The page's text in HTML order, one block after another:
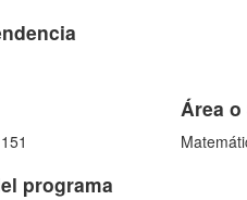
Área
programa